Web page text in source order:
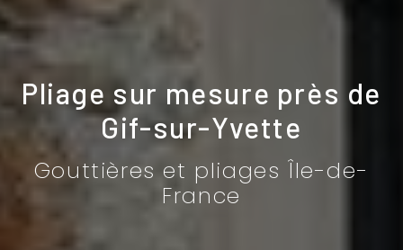
Pliage sur mesure près de
Gif-sur-Yvette
Gouttières et pliages Île-de-
France